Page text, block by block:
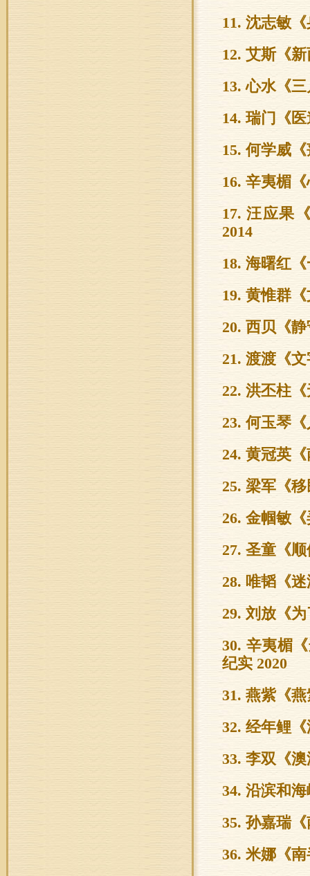
11. 沈志敏
12. 艾斯《
13. 心水《
14. 瑞门《
15. 何学威
16. 辛夷楣
17. 汪应果
2014
18. 海曙红
19. 黄惟群
20. 西贝《
21. 渡渡《
22. 洪丕柱
23. 何玉琴
24. 黄冠英
25. 梁军《
26. 金帼敏
27. 圣童《
28. 唯韬《
29. 刘放《
30. 辛夷楣
纪实 2020
31. 燕紫《
32. 经年鲤
33. 李双《
34. 沿滨和
35. 孙嘉瑞
36. 米娜《